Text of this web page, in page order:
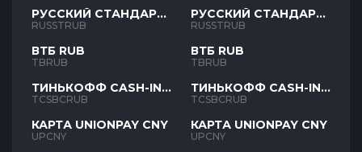
РУССКИЙ СТАНДАРТ
RUB
RUSSTRUB
ВТБ RUB
TBRUB
ТИНЬКОФФ CASH-IN
RUB
TCSBCRUB
КАРТА UNIONPAY CNY
UPCNY
РУССКИЙ СТАНДАРТ
RUB
RUSSTRUB
ВТБ RUB
TBRUB
ТИНЬКОФФ CASH-IN
RUB
TCSBCRUB
КАРТА UNIONPAY CNY
UPCNY